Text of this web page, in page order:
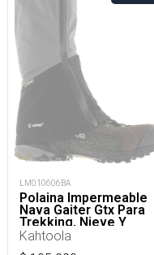
LM010606BA
Polaina Impermeable
Nava Gaiter Gtx Para
Trekking, Nieve Y
Montaña
Kahtoola